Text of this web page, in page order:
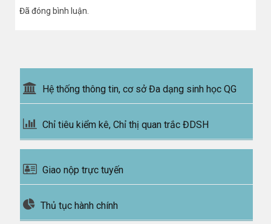
Đã đóng bình luận.
Hệ thống thông tin, cơ sở Đa dạng sinh học QG
Chỉ tiêu kiểm kê, Chỉ thị quan trắc ĐDSH
Giao nộp trực tuyến
Thủ tục hành chính